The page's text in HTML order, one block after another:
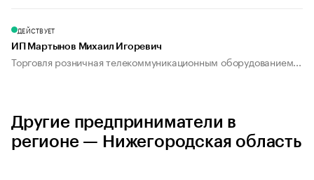
ДЕЙСТВУЕТ
ИП Мартынов Михаил Игоревич
Торговля розничная телекоммуникационным оборудованием...
Другие предприниматели в
регионе — Нижегородская область